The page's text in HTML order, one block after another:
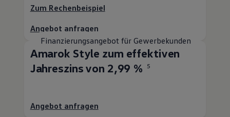
Zum Rechenbeispiel
Angebot anfragen
Finanzierungsangebot für Gewerbekunden
Amarok Style zum effektiven
Jahreszins von 2,99 %
5
Angebot anfragen